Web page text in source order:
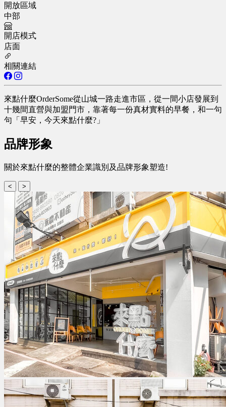
開放區域
中部
開店模式
店面
相關連結
來點什麼OrderSome從山城一路走進市區，從一間小店發展到
十幾間直營與加盟門市，靠著每一份真材實料的早餐，和一句
句「早安，今天來點什麼?」
品牌形象
關於來點什麼的整體企業識別及品牌形象塑造!
< >